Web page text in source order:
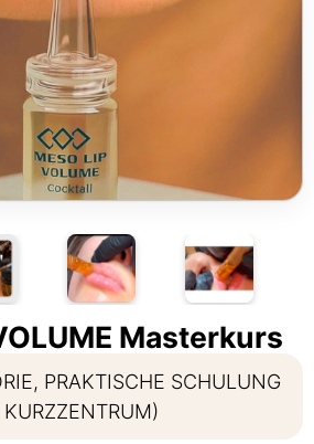
Masterkurs
PRAKTISCHE SCHULUNG